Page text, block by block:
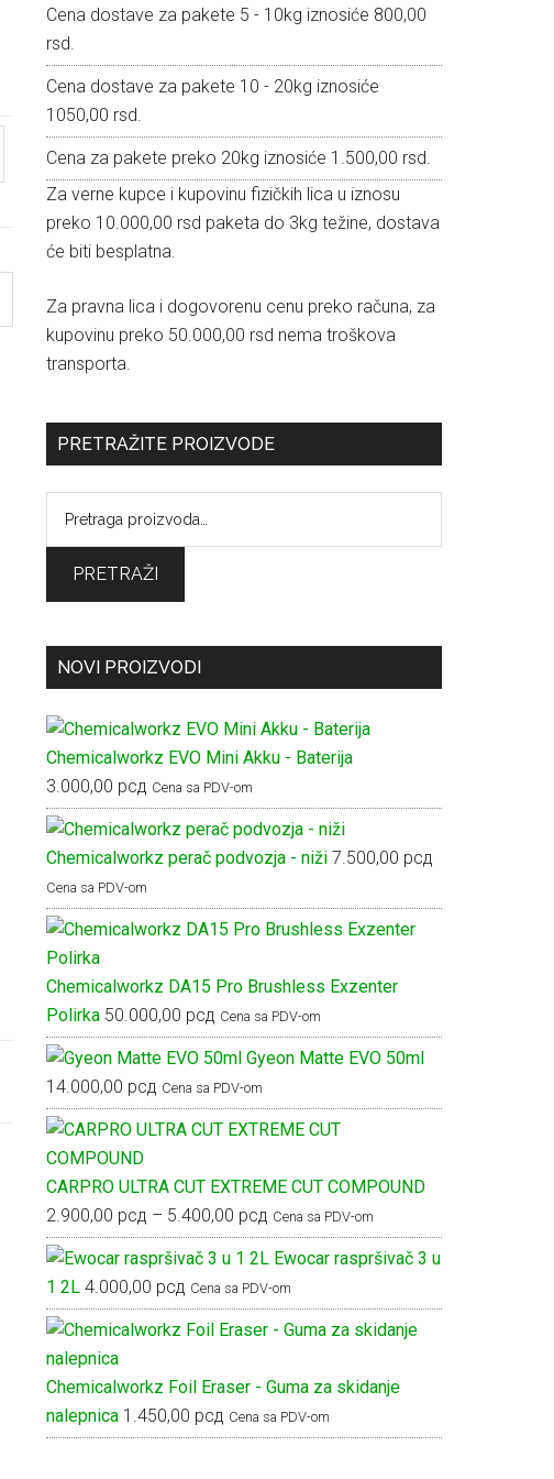
Cena dostave za pakete 5 - 10kg iznosiće 800,00
rsd.
Cena dostave za pakete 10 - 20kg iznosiće
1050,00 rsd.
Cena za pakete preko 20kg iznosiće 1.500,00 rsd.
Za verne kupce i kupovinu fizičkih lica u iznosu
preko 10.000,00 rsd paketa do 3kg težine, dostava
će biti besplatna.
Za pravna lica i dogovorenu cenu preko računa, za
kupovinu preko 50.000,00 rsd nema troškova
transporta.
PRETRAŽITE PROIZVODE
PRETRAŽI
NOVI PROIZVODI
Chemicalworkz EVO Mini Akku - Baterija
3.000,00 рсд Cena sa PDV-om
Chemicalworkz perač podvozja - niži 7.500,00 рсд
Cena sa PDV-om
Chemicalworkz DA15 Pro Brushless Exzenter
Polirka 50.000,00 рсд Cena sa PDV-om
Gyeon Matte EVO 50ml
14.000,00 рсд Cena sa PDV-om
CARPRO ULTRA CUT EXTREME CUT COMPOUND
2.900,00 рсд – 5.400,00 рсд Raspon
cena:
od
2.900,00 рсд
do
Cena sa PDV-om
Ewocar raspršivač 3 u
1 2L 4.000,00 рсд Cena sa PDV-om
Chemicalworkz Foil Eraser - Guma za skidanje
nalepnica 1.450,00 рсд Cena sa PDV-om